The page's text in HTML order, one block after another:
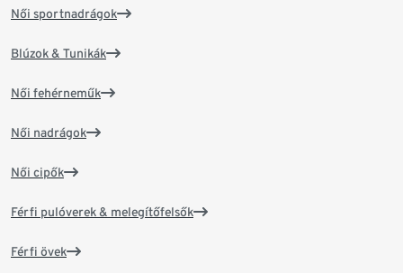
Női sportnadrágok
Blúzok & Tunikák
Női fehérneműk
Női nadrágok
Női cipők
Férfi pulóverek & melegítőfelsők
Férfi övek